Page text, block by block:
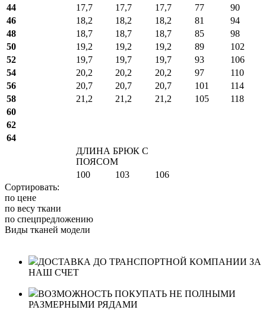
44
17,7 17,7 17,7 77
90
46
18,2 18,2 18,2 81
94
48
18,7 18,7 18,7 85
98
50
19,2 19,2 19,2 89
102
52
19,7 19,7 19,7 93
106
54
20,2 20,2 20,2 97
110
56
20,7 20,7 20,7 101
114
58
21,2 21,2 21,2 105
118
60
62
64
ДЛИНА БРЮК С
ПОЯСОМ
100
103
106
Сортировать:
по цене
по весу ткани
по спецпредложению
Виды тканей модели
ДОСТАВКА ДО ТРАНСПОРТНОЙ КОМПАНИИ ЗА
НАШ СЧЕТ
ВОЗМОЖНОСТЬ ПОКУПАТЬ НЕ ПОЛНЫМИ
РАЗМЕРНЫМИ РЯДАМИ